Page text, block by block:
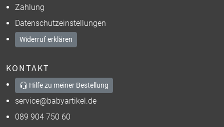
Zahlung
Datenschutzeinstellungen
Widerruf erklären
KONTAKT
Hilfe zu meiner Bestellung
service@babyartikel.de
089 904 750 60